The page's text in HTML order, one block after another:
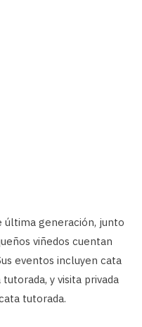
última generación, junto
viñedos cuentan
eventos incluyen cata
y visita privada
tutorada.